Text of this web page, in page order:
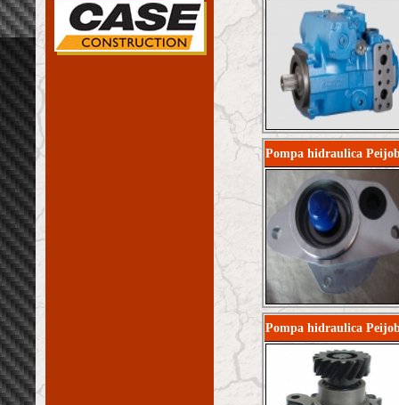
Pompa hidraulica
Pompa hidraulica